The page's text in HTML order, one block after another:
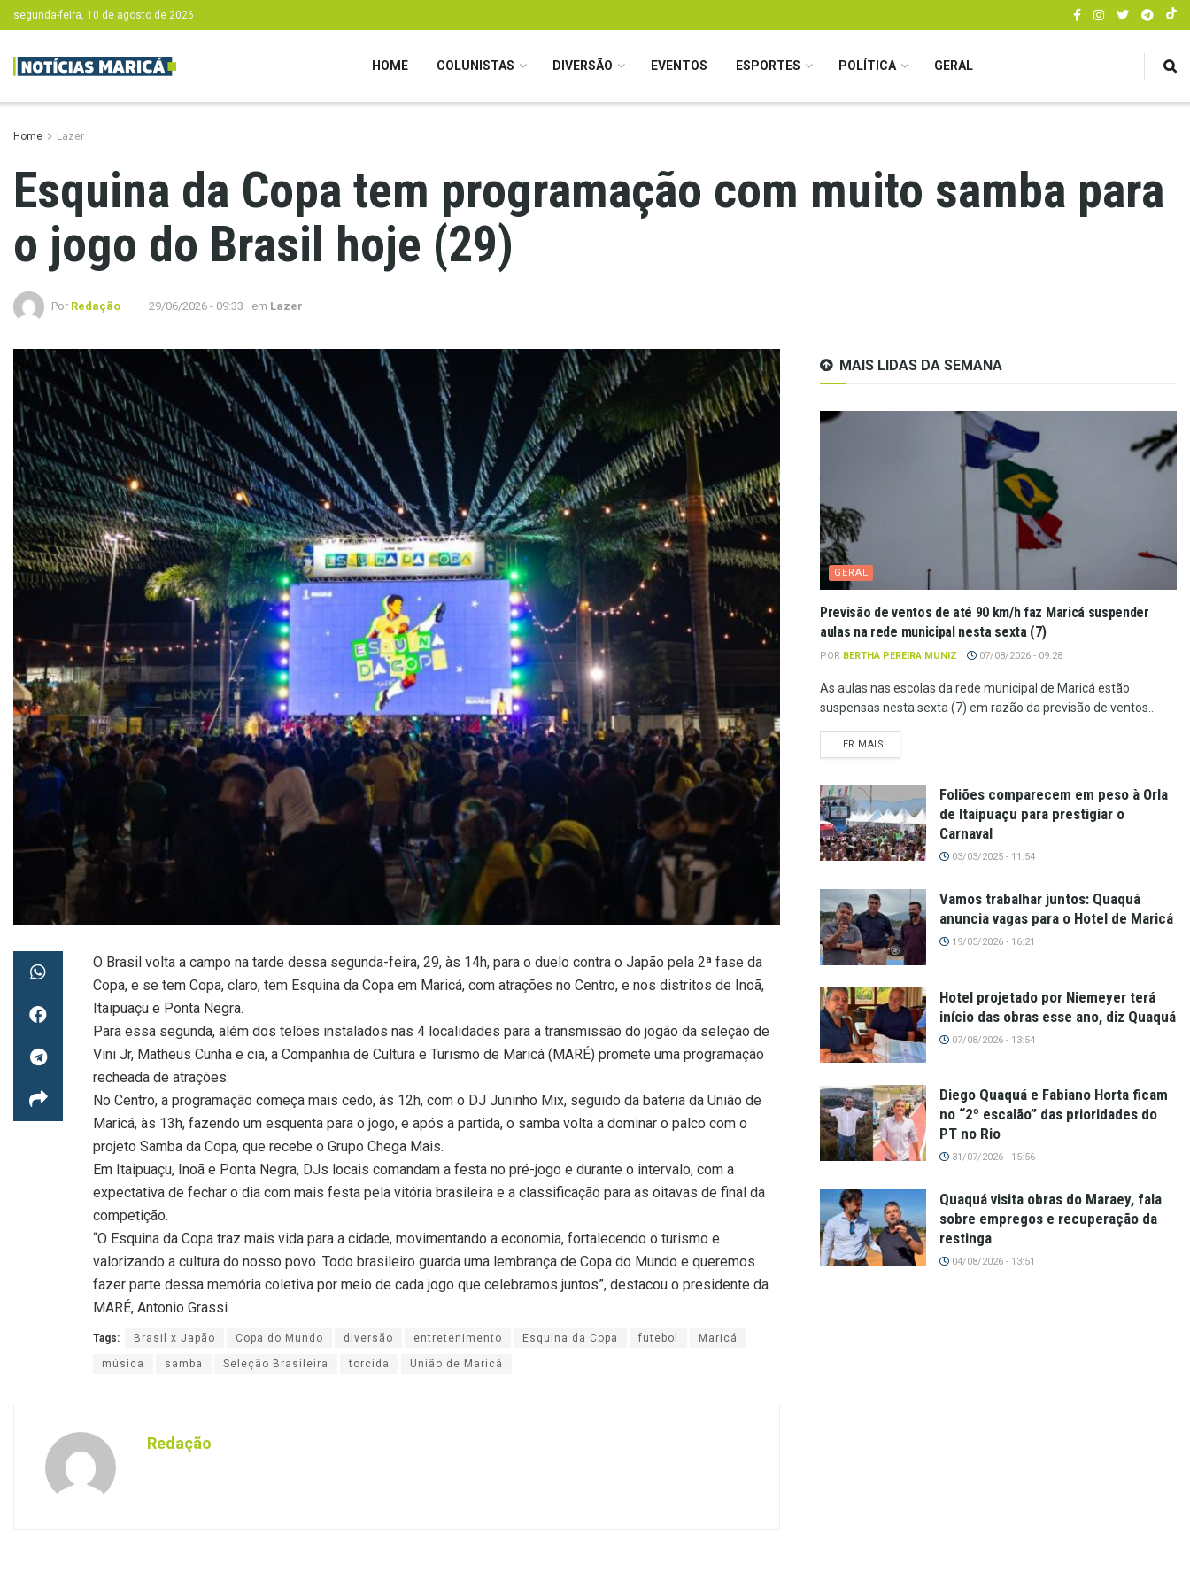
segunda-feira, 10 de agosto de 2026
HOME COLUNISTAS DIVERSÃO EVENTOS ESPORTES POLÍTICA GERAL
Home Lazer
Esquina da Copa tem programação com muito samba para
o jogo do Brasil hoje (29)
Por Redação 29/06/2026 - 09:33 em Lazer
O Brasil volta a campo na tarde dessa segunda-feira, 29, às 14h, para o duelo contra o Japão pela 2ª fase da
Copa, e se tem Copa, claro, tem Esquina da Copa em Maricá, com atrações no Centro, e nos distritos de Inoã,
Itaipuaçu e Ponta Negra.
Para essa segunda, além dos telões instalados nas 4 localidades para a transmissão do jogão da seleção de
Vini Jr, Matheus Cunha e cia, a Companhia de Cultura e Turismo de Maricá (MARÉ) promete uma programação
recheada de atrações.
No Centro, a programação começa mais cedo, às 12h, com o DJ Juninho Mix, seguido da bateria da União de
Maricá, às 13h, fazendo um esquenta para o jogo, e após a partida, o samba volta a dominar o palco com o
projeto Samba da Copa, que recebe o Grupo Chega Mais.
Em Itaipuaçu, Inoã e Ponta Negra, DJs locais comandam a festa no pré-jogo e durante o intervalo, com a
expectativa de fechar o dia com mais festa pela vitória brasileira e a classificação para as oitavas de final da
competição.
“O Esquina da Copa traz mais vida para a cidade, movimentando a economia, fortalecendo o turismo e
valorizando a cultura do nosso povo. Todo brasileiro guarda uma lembrança de Copa do Mundo e queremos
fazer parte dessa memória coletiva por meio de cada jogo que celebramos juntos”, destacou o presidente da
MARÉ, Antonio Grassi.
Tags: Brasil x Japão Copa do Mundo diversão entretenimento Esquina da Copa futebol Maricá
música samba Seleção Brasileira torcida União de Maricá
Redação
MAIS LIDAS DA SEMANA
GERAL
Previsão de ventos de até 90 km/h faz Maricá suspender
aulas na rede municipal nesta sexta (7)
POR BERTHA PEREIRA MUNIZ 07/08/2026 - 09:28
As aulas nas escolas da rede municipal de Maricá estão
suspensas nesta sexta (7) em razão da previsão de ventos...
LER MAIS
Foliões comparecem em peso à Orla
de Itaipuaçu para prestigiar o
Carnaval
03/03/2025 - 11:54
Vamos trabalhar juntos: Quaquá
anuncia vagas para o Hotel de Maricá
19/05/2026 - 16:21
Hotel projetado por Niemeyer terá
início das obras esse ano, diz Quaquá
07/08/2026 - 13:54
Diego Quaquá e Fabiano Horta ficam
no “2º escalão” das prioridades do
PT no Rio
31/07/2026 - 15:56
Quaquá visita obras do Maraey, fala
sobre empregos e recuperação da
restinga
04/08/2026 - 13:51